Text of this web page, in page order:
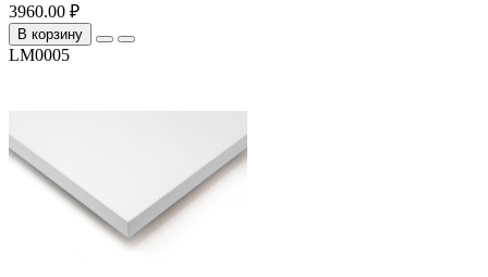
3960.00 ₽
В корзину
LM0005